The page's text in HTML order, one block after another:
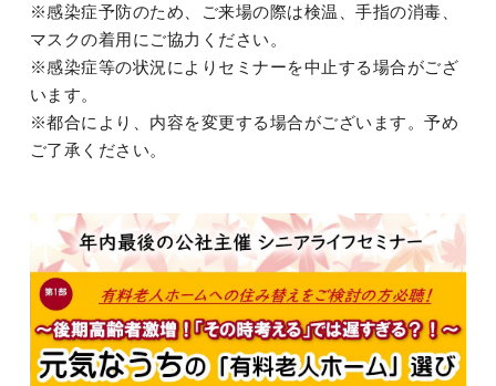
※感染症予防のため、ご来場の際は検温、手指の消毒、
マスクの着用にご協力ください。
※感染症等の状況によりセミナーを中止する場合がござ
います。
※都合により、内容を変更する場合がございます。予め
ご了承ください。